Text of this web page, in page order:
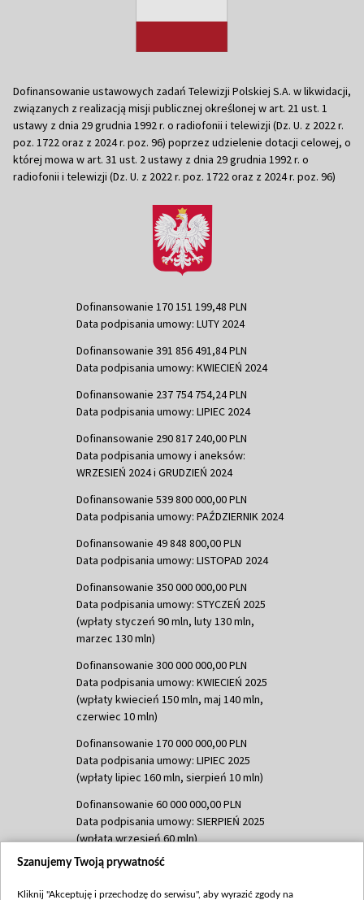
Dofinansowanie ustawowych zadań Telewizji Polskiej S.A. w likwidacji,
związanych z realizacją misji publicznej określonej w art. 21 ust. 1
ustawy z dnia 29 grudnia 1992 r. o radiofonii i telewizji (Dz. U. z 2022 r.
poz. 1722 oraz z 2024 r. poz. 96) poprzez udzielenie dotacji celowej, o
której mowa w art. 31 ust. 2 ustawy z dnia 29 grudnia 1992 r. o
radiofonii i telewizji (Dz. U. z 2022 r. poz. 1722 oraz z 2024 r. poz. 96)
Dofinansowanie 170 151 199,48 PLN
Data podpisania umowy: LUTY 2024
Dofinansowanie 391 856 491,84 PLN
Data podpisania umowy: KWIECIEŃ 2024
Dofinansowanie 237 754 754,24 PLN
Data podpisania umowy: LIPIEC 2024
Dofinansowanie 290 817 240,00 PLN
Data podpisania umowy i aneksów:
WRZESIEŃ 2024 i GRUDZIEŃ 2024
Dofinansowanie 539 800 000,00 PLN
Data podpisania umowy: PAŹDZIERNIK 2024
Dofinansowanie 49 848 800,00 PLN
Data podpisania umowy: LISTOPAD 2024
Dofinansowanie 350 000 000,00 PLN
Data podpisania umowy: STYCZEŃ 2025
(wpłaty styczeń 90 mln, luty 130 mln,
marzec 130 mln)
Dofinansowanie 300 000 000,00 PLN
Data podpisania umowy: KWIECIEŃ 2025
(wpłaty kwiecień 150 mln, maj 140 mln,
czerwiec 10 mln)
Dofinansowanie 170 000 000,00 PLN
Data podpisania umowy: LIPIEC 2025
(wpłaty lipiec 160 mln, sierpień 10 mln)
Dofinansowanie 60 000 000,00 PLN
Data podpisania umowy: SIERPIEŃ 2025
(wpłata wrzesień 60 mln)
Dofinansowanie 635 783 051,21 PLN
Szanujemy Twoją prywatność
Kliknij "Akceptuję i przechodzę do serwisu", aby wyrazić zgody na